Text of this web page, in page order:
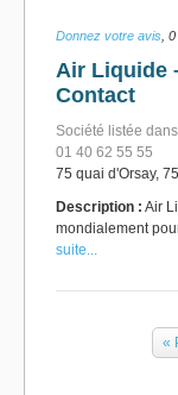
Donnez votre avis ,
Air Liquide
Contact
Société listée dans
01 40 62 55 55
75 quai d'Orsay,
Description : Air
mondialement
suite...
«